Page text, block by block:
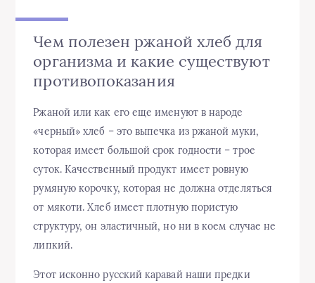
Чем полезен ржаной хлеб для
организма и какие существуют
противопоказания
Ржаной или как его еще именуют в народе
«черный» хлеб – это выпечка из ржаной муки,
которая имеет большой срок годности – трое
суток. Качественный продукт имеет ровную
румяную корочку, которая не должна отделяться
от мякоти. Хлеб имеет плотную пористую
структуру, он эластичный, но ни в коем случае не
липкий.
Этот исконно русский каравай наши предки